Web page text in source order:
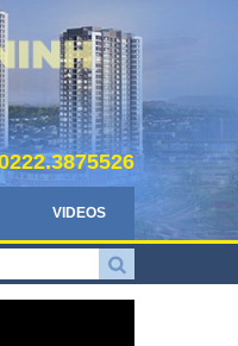
VIDEOS